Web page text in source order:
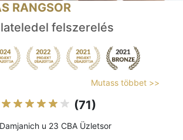
RANGSOR
felszerelés
Mutass többet >>
(71)
u 23 CBA Üzletsor